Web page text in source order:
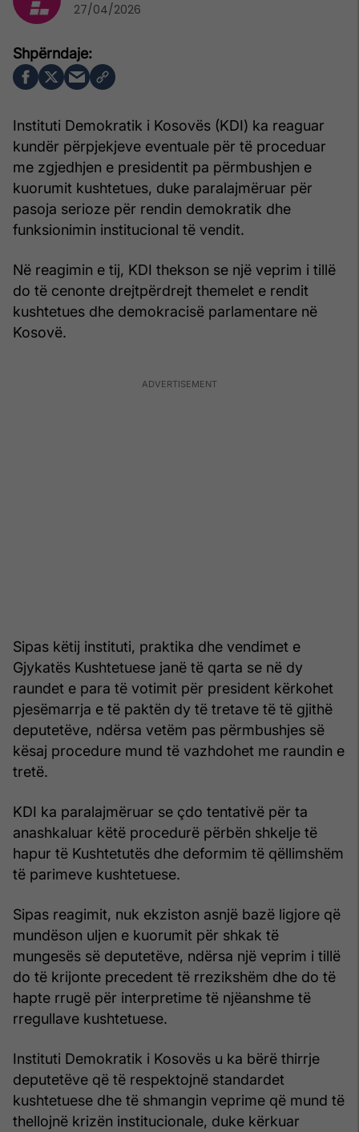
Instituti Demokratik i Kosovës (KDI) ka reaguar
kundër përpjekjeve eventuale për të proceduar
me zgjedhjen e presidentit pa përmbushjen e
kuorumit kushtetues, duke paralajmëruar për
pasoja serioze për rendin demokratik dhe
funksionimin institucional të vendit.
Në reagimin e tij, KDI thekson se një veprim i tillë
do të cenonte drejtpërdrejt themelet e rendit
kushtetues dhe demokracisë parlamentare në
Kosovë.
Sipas këtij instituti, praktika dhe vendimet e
Gjykatës Kushtetuese janë të qarta se në dy
raundet e para të votimit për president kërkohet
pjesëmarrja e të paktën dy të tretave të të gjithë
deputetëve, ndërsa vetëm pas përmbushjes së
kësaj procedure mund të vazhdohet me raundin e
tretë.
KDI ka paralajmëruar se çdo tentativë për ta
anashkaluar këtë procedurë përbën shkelje të
hapur të Kushtetutës dhe deformim të qëllimshëm
të parimeve kushtetuese.
Sipas reagimit, nuk ekziston asnjë bazë ligjore që
mundëson uljen e kuorumit për shkak të
mungesës së deputetëve, ndërsa një veprim i tillë
do të krijonte precedent të rrezikshëm dhe do të
hapte rrugë për interpretime të njëanshme të
rregullave kushtetuese.
Instituti Demokratik i Kosovës u ka bërë thirrje
deputetëve që të respektojnë standardet
kushtetuese dhe të shmangin veprime që mund të
thellojnë krizën institucionale, duke kërkuar
27/04/2026